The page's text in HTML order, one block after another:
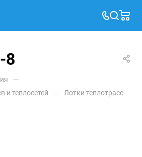
8
—
и теплосетей — Лотки теплотрасс